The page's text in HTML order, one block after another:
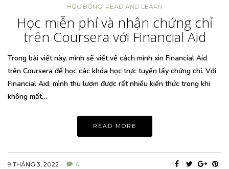
HỌC BỔNG READ AND LEARN
Học miễn phí và nhận chứng chỉ
trên Coursera với Financial Aid
Trong bài viết này, mình sẽ viết về cách mình xin Financial Aid
trên Coursera để học các khóa học trực tuyến lấy chứng chỉ. Với
Financial Aid, mình thu lượm được rất nhiều kiến thức trong khi
không mất…
READ MORE
9 THÁNG 3, 2022 6